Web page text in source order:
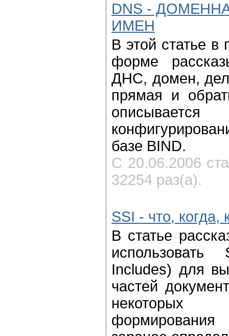
DNS -
ИМЕН
В этой статье в
форме
ДНС, домен,
прямая и
базе BIND.
С 20.06.2006
32254 раз(а).
SSI - что, когда,
В статье
Includes) для
частей